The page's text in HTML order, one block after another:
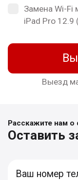
Замена Wi-Fi
iPad Pro 12.9
Выезд
Расскажите нам о
Оставить
Ваш номер